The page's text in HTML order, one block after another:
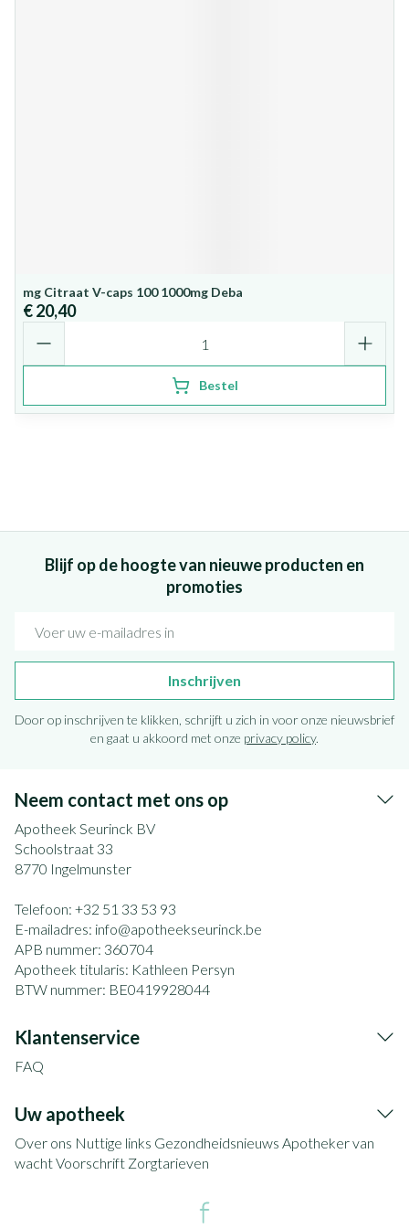
mg Citraat V-caps 100 1000mg Deba
€ 20,40
Bestel
Blijf op de hoogte van nieuwe producten en
promoties
Inschrijven
Door op inschrijven te klikken, schrijft u zich in voor onze nieuwsbrief
en gaat u akkoord met onze privacy policy.
Neem contact met ons op
Apotheek Seurinck BV
Schoolstraat 33
8770 Ingelmunster
Telefoon: +32 51 33 53 93
E-mailadres: info@apotheekseurinck.be
APB nummer: 360704
Apotheek titularis: Kathleen Persyn
BTW nummer: BE0419928044
Klantenservice
FAQ
Uw apotheek
Over ons Nuttige links Gezondheidsnieuws Apotheker van
wachtVoorschrift Zorgtarieven